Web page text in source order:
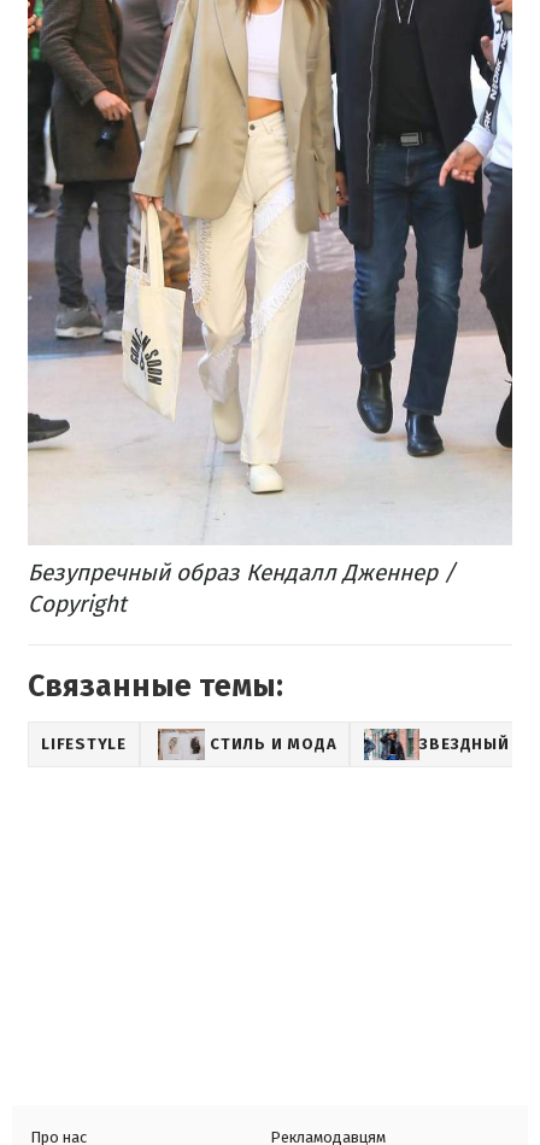
Безупречный образ Кендалл Дженнер /
Copyright
Связанные темы:
LIFESTYLE СТИЛЬ И МОДА ЗВЕЗДНЫЙ
Про нас
Рекламодавцям